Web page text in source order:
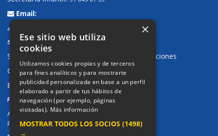
Email:
alkor@colegioalkor.com
SUGERENCIAS Y CANAL DE DENUNCIAS
Sugerencias, Quejas, Reclamaciones y Felicitaciones
Canal de denuncias
Buzón denuncia drogas CM
PRIVACIDAD
Aviso legal / Política de privacidad
Política de Cookies
×
Ese sitio web utiliza
cookies
Utilizamos cookies propias y de terceros
para fines analíticos y para mostrarte
publicidad personalizada en base a un perfil
elaborado a partir de tus hábitos de
navegación (por ejemplo, páginas
visitadas). Más información
MOSTRAR TODOS LOS SOCIOS (1498)
→